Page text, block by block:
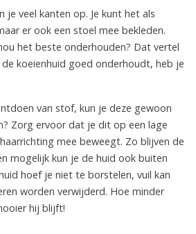
je veel kanten op. Je kunt het als
er ook een stoel mee bekleden.
het beste onderhouden? Dat vertel
koeienhuid goed onderhoudt, heb je
van stof, kun je deze gewoon
Zorg ervoor dat je dit op een lage
mee beweegt. Zo blijven de
mogelijk kun je de huid ook buiten
hoef je niet te borstelen, vuil kan
worden verwijderd. Hoe minder
hij blijft!